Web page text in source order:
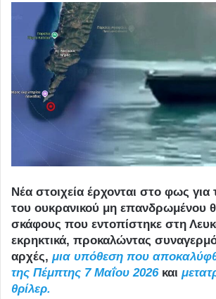
Νέα στοιχεία έρχονται στο φως
του ουκρανικού μη επανδρωμένου
σκάφους που εντοπίστηκε στη
εκρηκτικά, προκαλώντας συναγερμό
αρχές, μια υπόθεση που
της Πέμπτης 7 Μαΐου 2026 και
θρίλερ.